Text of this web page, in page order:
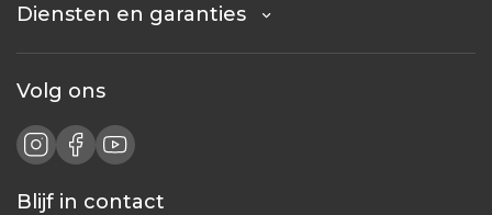
Diensten en garanties
Volg ons
Blijf in contact